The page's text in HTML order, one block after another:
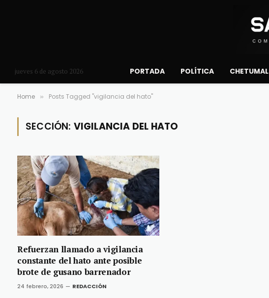
jueves 6 de agosto 2026 PORTADA POLÍTICA CHETUMAL
Home » Posts Tagged "vigilancia del hato"
SECCIÓN: VIGILANCIA DEL HATO
Refuerzan llamado a vigilancia
constante del hato ante posible
brote de gusano barrenador
24 febrero, 2026 REDACCIÓN